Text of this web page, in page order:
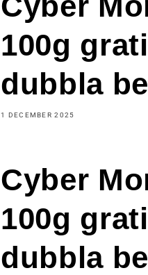
100g
dubbla
1 DECEMBER 2025
Cyber
100g
dubbla